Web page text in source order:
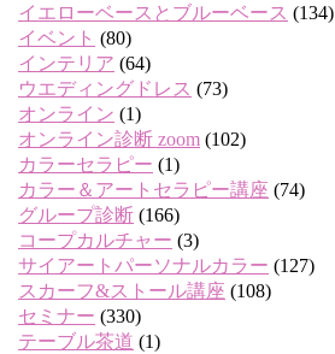
イエローベースとブルーベース (134)
イベント (80)
インテリア (64)
ウエディングドレス (73)
オンライン (1)
オンライン診断 zoom (102)
カラーセラピー (1)
カラー＆アートセラピー講座 (74)
グループ診断 (166)
コープカルチャー (3)
サイアートパーソナルカラー (127)
スカーフ&ストール講座 (108)
セミナー (330)
テーブル茶道 (1)